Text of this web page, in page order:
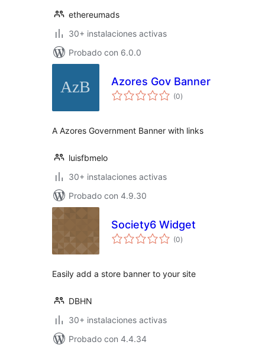
ethereumads
30+ instalaciones activas
Probado con 6.0.0
Azores Gov Banner
(0valoraciones
en
)
A Azores Government Banner with links
luisfbmelo
30+ instalaciones activas
Probado con 4.9.30
Society6 Widget
(0valoraciones
en
)
Easily add a store banner to your site
DBHN
30+ instalaciones activas
Probado con 4.4.34